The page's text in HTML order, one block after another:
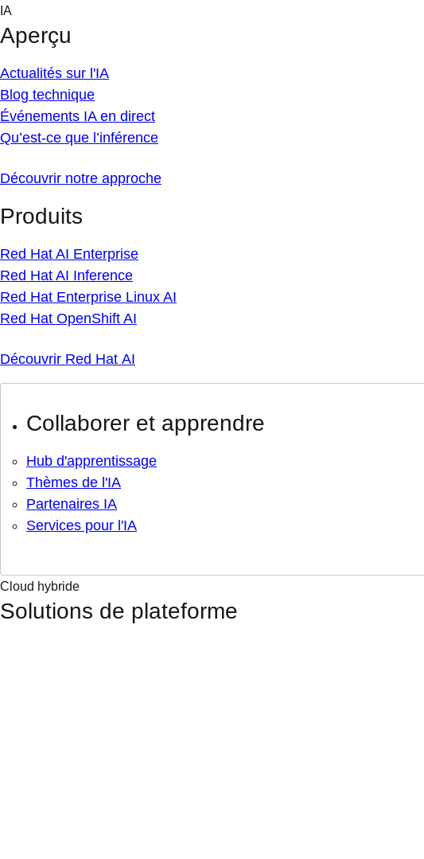
Skip
content
IA
Aperçu
Actualités sur l'IA
Blog technique
Événements IA en direct
Qu’est-ce que l’inférence
Découvrir notre approche
Produits
Red Hat AI Enterprise
Red Hat AI Inference
Red Hat Enterprise Linux AI
Red Hat OpenShift AI
Découvrir Red Hat AI
Collaborer et apprendre
Hub d'apprentissage
Thèmes de l'IA
Partenaires IA
Services pour l'IA
Cloud hybride
Solutions de plateforme